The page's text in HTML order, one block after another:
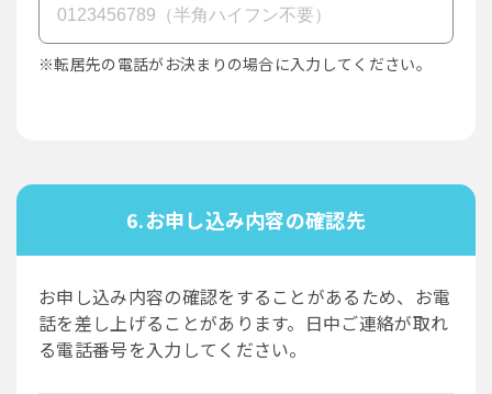
※転居先の電話がお決まりの場合に入力してください。
6.お申し込み内容の確認先
お申し込み内容の確認をすることがあるため、お電
話を差し上げることがあります。日中ご連絡が取れ
る電話番号を入力してください。